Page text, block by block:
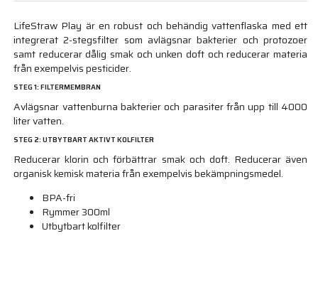
LifeStraw Play är en robust och behändig vattenflaska med ett
integrerat 2-stegsfilter som avlägsnar bakterier och protozoer
samt reducerar dålig smak och unken doft och reducerar materia
från exempelvis pesticider.
STEG 1: FILTERMEMBRAN
Avlägsnar vattenburna bakterier och parasiter från upp till 4000
liter vatten.
STEG 2: UTBYTBART AKTIVT KOLFILTER
Reducerar klorin och förbättrar smak och doft. Reducerar även
organisk kemisk materia från exempelvis bekämpningsmedel.
BPA-fri
Rymmer 300ml
Utbytbart kolfilter